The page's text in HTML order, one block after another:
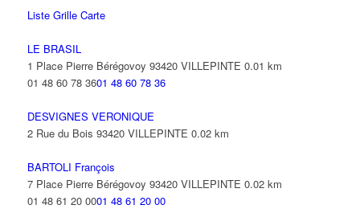
Liste Grille Carte
LE BRASIL
1 Place Pierre Bérégovoy 93420 VILLEPINTE 0.01 km
01 48 60 78 3601 48 60 78 36
DESVIGNES VERONIQUE
2 Rue du Bois 93420 VILLEPINTE 0.02 km
BARTOLI François
7 Place Pierre Bérégovoy 93420 VILLEPINTE 0.02 km
01 48 61 20 0001 48 61 20 00